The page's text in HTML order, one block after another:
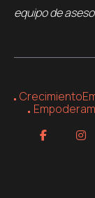
equipo de